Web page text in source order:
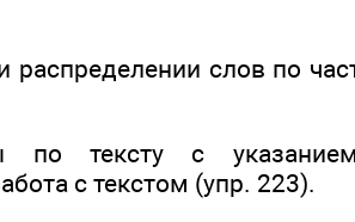
слов по
по тексту с
с текстом (упр. 223).